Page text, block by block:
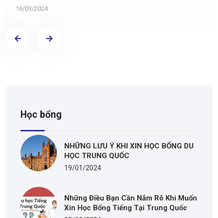
16/03/2024
Học bổng
NHỮNG LƯU Ý KHI XIN HỌC BỔNG DU
HỌC TRUNG QUỐC
19/01/2024
Những Điều Bạn Cần Nắm Rõ Khi Muốn
Xin Học Bổng Tiếng Tại Trung Quốc